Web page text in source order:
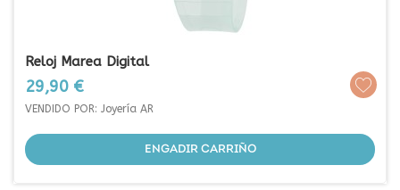
Reloj Marea Digital
Prezo
29,90 €
VENDIDO POR: Joyería AR
ENGADIR CARRIÑO